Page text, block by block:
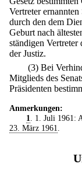
Vertreter
durch den dem
Geburt nach
ständigen Vertreter
der Justiz.
(3) Bei
Mitglieds des
Präsidenten
Anmerkungen:
1
. 1. Juli 1961:
23. März 1961